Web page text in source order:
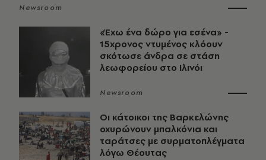
Newsroom
«Έχω ένα δώρο για εσένα» -
15χρονος ντυμένος κλόουν
σκότωσε άνδρα σε στάση
λεωφορείου στο Ιλινόι
Newsroom
Οι κάτοικοι της Βαρκελώνης
οχυρώνουν μπαλκόνια και
ταράτσες με συρματοπλέγματα
λόγω Θέουτας